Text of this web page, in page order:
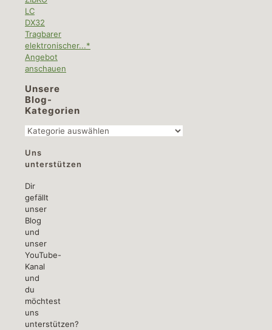
LC
DX32
Tragbarer
elektronischer...*
Angebot
anschauen
Unsere
Blog-
Kategorien
Unsere
Kategorien
Uns
unterstützen
Dir
gefällt
unser
Blog
und
unser
YouTube-
Kanal
und
du
möchtest
uns
unterstützen?